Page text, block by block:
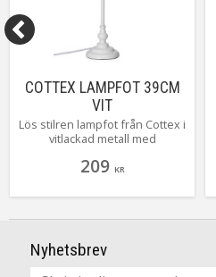
COTTEX LAMPFOT 39CM
VIT
Lös stilren lampfot från Cottex i
vitlackad metall med
cm hög. En strålande basfot
hemmets alla rum. Kombinera
skärmar som finns att välja på.
209 KR
Nyhetsbrev